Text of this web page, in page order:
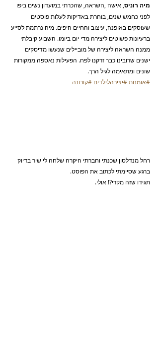
מיה רוניס , אישה ,השראה, שהכרתי במועדון נשים ביפו
לפני כחמש שנים, בוחרת באדיקות לעלות פוסטים
שעוסקים באופנה, עיצוב והחיים היפים. מיה נרתמת לסייע
ברעיונות פשוטים ליצירה מדי יום ביומו. השבוע קיבלתי
ממנה השראה ליצירה של מוביילים שנעשו מדיסקים
ישנים שרובינו כבר זרקנו לפח. הפעילות נאספה ממקורות
שונים ומתאימה לגיל הרך.
#אומנות#יצירהלילדים #קורונה
רחל מנדלסון שכנתי וחברתי היקרה שלחה לי שיר בדיוק
ברגע שסיימתי לכתוב את הפוסט.
תגידו שזה מקרי?! אולי.